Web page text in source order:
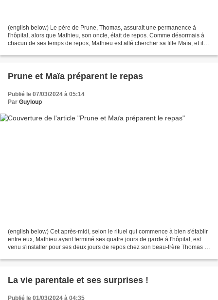
(english below) Le père de Prune, Thomas, assurait une permanence à
l'hôpital, alors que Mathieu, son oncle, était de repos. Comme désormais à
chacun de ses temps de repos, Mathieu est allé chercher sa fille Maïa, et ils
Prune et Maïa préparent le repas
Publié le 07/03/2024 à 05:14
Par Guyloup
(english below) Cet après-midi, selon le rituel qui commence à bien s'établir
entre eux, Mathieu ayant terminé ses quatre jours de garde à l'hôpital, est
venu s'installer pour ses deux jours de repos chez son beau-frère Thomas et
La vie parentale et ses surprises !
Publié le 01/03/2024 à 04:35